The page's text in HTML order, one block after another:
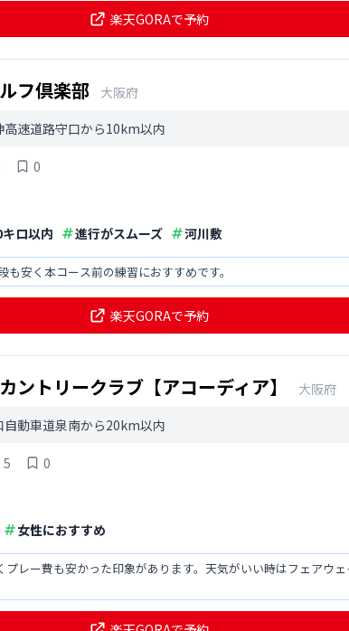
楽天GORAで予約
フ倶楽部
大阪府
高速道路守口から10km以内
0
ロ以内 進行がスムーズ 河川敷
安く本コース前の練習におすすめです。
楽天GORAで予約
ントリークラブ【アコーディア】
大阪府
自動車道泉南から20km以内
5 0
女性におすすめ
レー費も安かった印象があります。天気がいい時はフェアウ